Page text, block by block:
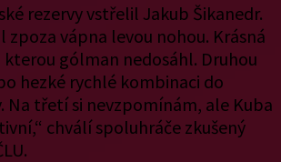
rezervy vstřelil Jakub Šikanedr.
zpoza vápna levou nohou. Krásná
kterou gólman nedosáhl. Druhou
hezké rychlé kombinaci do
Na třetí si nevzpomínám, ale Kuba
chválí spoluhráče zkušený